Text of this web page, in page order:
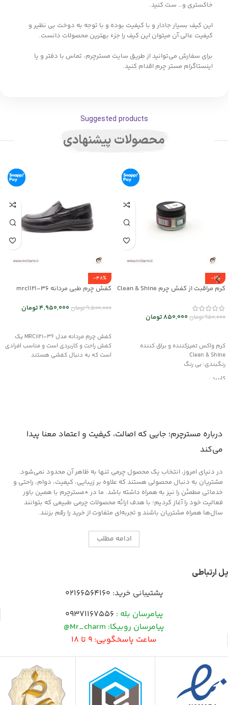
خاکستری و… ست کنید.
این کیف بسیار جادار و با کیفیت بوده و با توجه به دوخت بی نظیر و
کیفیت عالی آن میتوان این کیف را جزء بهترین محصولات دانست.
برای سفارش می‌توانید از طریق سایت مسترچرم، تماس با دفتر و یا
اینستاگرام مستر چرم اقدام کنید.
Suggested products
محصولات پیشنهادی
-11%
کرم مراقبت از کفش چرم Clean & Shine
950,000تومان850,000تومان
کرم واکس تمیزکننده و براق کننده
Clean & Shine
رنگبندی: بی رنگ
کاربرد :
-48%
کفش چرم طبی مردانه mrc1121-36
9,500,000تومان4,950,000تومان
کفش چرم مردانه مدل MRC1121-36 یک
کفش راحت و کاربردی است و مناسب افرادی
است که به دنبال کفشی هستند
درباره مسترچرم؛ جایی که اصالت، کیفیت و اعتماد معنا پیدا
می‌کند
در دنیای امروز، انتخاب یک محصول چرمی تنها به ظاهر آن محدود نمی‌شود.
مشتریان به دنبال محصولی هستند که علاوه بر زیبایی، کیفیت، دوام، راحتی و
خدماتی مطمئن را نیز به همراه داشته باشد. ما در *مسترچرم با همین باور
فعالیت خود را آغاز کردیم؛ با هدف ارائه محصولات چرمی طبیعی که بتوانند
سال‌ها همراه مشتریان باشند و تجربه‌ای متفاوت از خرید را رقم بزنند.
ادامه مطلب
پل ارتباطی
پشتیبانی خرید: 02166564160
پیامرسان بله : 09371167556
پیامرسان روبیکا: Mr_charm@
ساعت پاسخگویی: 9 تا 18